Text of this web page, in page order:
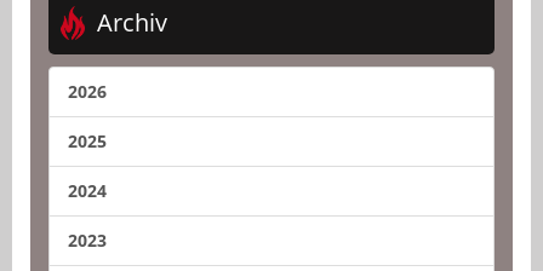
Archiv
2026
2025
2024
2023